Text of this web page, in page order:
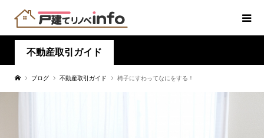
不動産取引ガイド
ブログ 不動産取引ガイド 椅子にすわってなにをする！